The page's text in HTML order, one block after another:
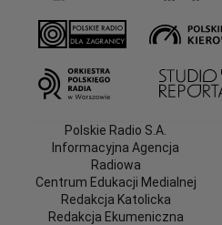
Polskie Radio S.A.
Informacyjna Agencja
Radiowa
Centrum Edukacji Medialnej
Redakcja Katolicka
Redakcja Ekumeniczna